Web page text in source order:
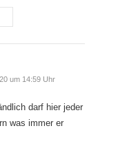
um 14:59 Uhr
darf hier jeder
was immer er